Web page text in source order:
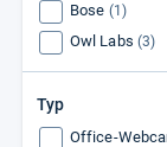
Bose (1)
Owl Labs (3)
Typ
Office-